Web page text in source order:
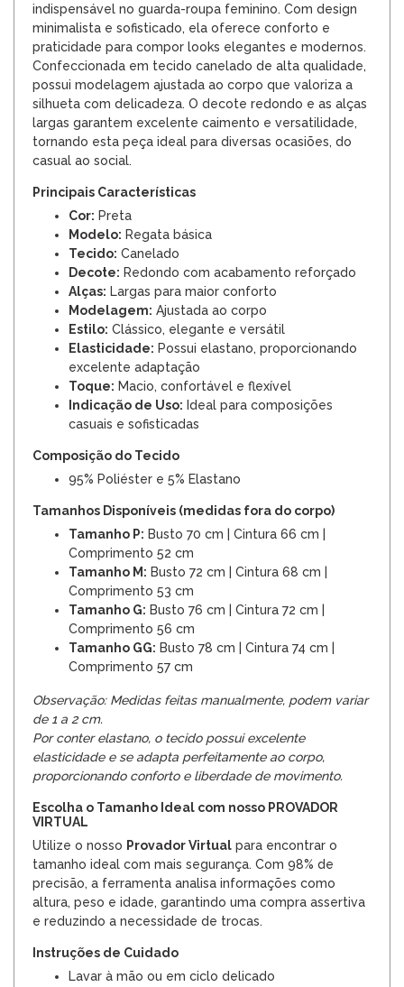
indispensável no guarda-roupa feminino. Com design
minimalista e sofisticado, ela oferece conforto e
praticidade para compor looks elegantes e modernos.
Confeccionada em tecido canelado de alta qualidade,
possui modelagem ajustada ao corpo que valoriza a
silhueta com delicadeza. O decote redondo e as alças
largas garantem excelente caimento e versatilidade,
tornando esta peça ideal para diversas ocasiões, do
casual ao social.
Principais Características
Cor: Preta
Modelo: Regata básica
Tecido: Canelado
Decote: Redondo com acabamento reforçado
Alças: Largas para maior conforto
Modelagem: Ajustada ao corpo
Estilo: Clássico, elegante e versátil
Elasticidade: Possui elastano, proporcionando
excelente adaptação
Toque: Macio, confortável e flexível
Indicação de Uso: Ideal para composições
casuais e sofisticadas
Composição do Tecido
95% Poliéster e 5% Elastano
Tamanhos Disponíveis (medidas fora do corpo)
Tamanho P: Busto 70 cm | Cintura 66 cm |
Comprimento 52 cm
Tamanho M: Busto 72 cm | Cintura 68 cm |
Comprimento 53 cm
Tamanho G: Busto 76 cm | Cintura 72 cm |
Comprimento 56 cm
Tamanho GG: Busto 78 cm | Cintura 74 cm |
Comprimento 57 cm
Observação: Medidas feitas manualmente, podem variar
de 1 a 2 cm.
Por conter elastano, o tecido possui excelente
elasticidade e se adapta perfeitamente ao corpo,
proporcionando conforto e liberdade de movimento.
Escolha o Tamanho Ideal com nosso PROVADOR
VIRTUAL
Utilize o nosso Provador Virtual para encontrar o
tamanho ideal com mais segurança. Com 98% de
precisão, a ferramenta analisa informações como
altura, peso e idade, garantindo uma compra assertiva
e reduzindo a necessidade de trocas.
Instruções de Cuidado
Lavar à mão ou em ciclo delicado